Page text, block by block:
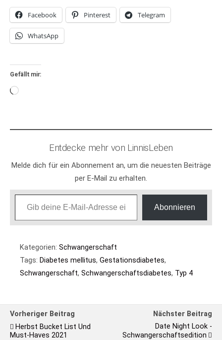
Facebook Pinterest Telegram
WhatsApp
Gefällt mir:
Wird
Entdecke mehr von LinnisLeben
Melde dich für ein Abonnement an, um die neuesten Beiträge
per E-Mail zu erhalten.
Gib deine E-Mail-Adresse ein ...
Abonnieren
Kategorien: Schwangerschaft
Tags: Diabetes mellitus, Gestationsdiabetes,
Schwangerschaft, Schwangerschaftsdiabetes, Typ 4
Vorheriger Beitrag
Herbst Bucket List Und
Must-Haves 2021
Nächster Beitrag
Date Night Look -
Schwangerschaftsedition